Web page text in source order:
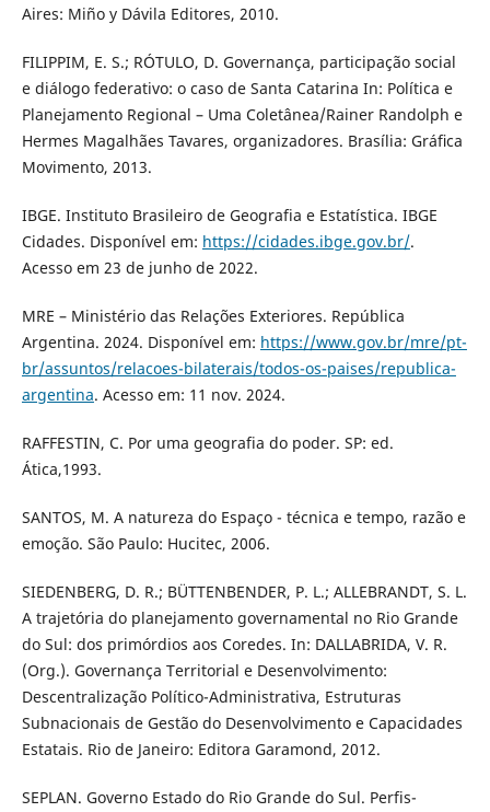
Aires: Miño y Dávila Editores, 2010.
FILIPPIM, E. S.; RÓTULO, D. Governança, participação social
e diálogo federativo: o caso de Santa Catarina In: Política e
Planejamento Regional – Uma Coletânea/Rainer Randolph e
Hermes Magalhães Tavares, organizadores. Brasília: Gráﬁca
Movimento, 2013.
IBGE. Instituto Brasileiro de Geografia e Estatística. IBGE
Cidades. Disponível em: https://cidades.ibge.gov.br/.
Acesso em 23 de junho de 2022.
MRE – Ministério das Relações Exteriores. República
Argentina. 2024. Disponível em: https://www.gov.br/mre/pt-
br/assuntos/relacoes-bilaterais/todos-os-paises/republica-
argentina. Acesso em: 11 nov. 2024.
RAFFESTIN, C. Por uma geografia do poder. SP: ed.
Ática,1993.
SANTOS, M. A natureza do Espaço - técnica e tempo, razão e
emoção. São Paulo: Hucitec, 2006.
SIEDENBERG, D. R.; BÜTTENBENDER, P. L.; ALLEBRANDT, S. L.
A trajetória do planejamento governamental no Rio Grande
do Sul: dos primórdios aos Coredes. In: DALLABRIDA, V. R.
(Org.). Governança Territorial e Desenvolvimento:
Descentralização Político-Administrativa, Estruturas
Subnacionais de Gestão do Desenvolvimento e Capacidades
Estatais. Rio de Janeiro: Editora Garamond, 2012.
SEPLAN. Governo Estado do Rio Grande do Sul. Perfis-